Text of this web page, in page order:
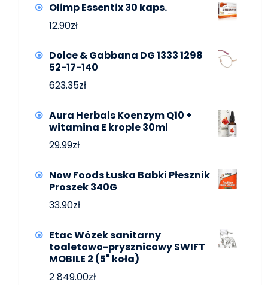
Olimp Essentix 30 kaps.
12.90zł
Dolce & Gabbana DG 1333 1298
52-17-140
623.35zł
Aura Herbals Koenzym Q10 +
witamina E krople 30ml
29.99zł
Now Foods Łuska Babki Płesznik
Proszek 340G
33.90zł
Etac Wózek sanitarny
toaletowo-prysznicowy SWIFT
MOBILE 2 (5" koła)
2 849.00zł